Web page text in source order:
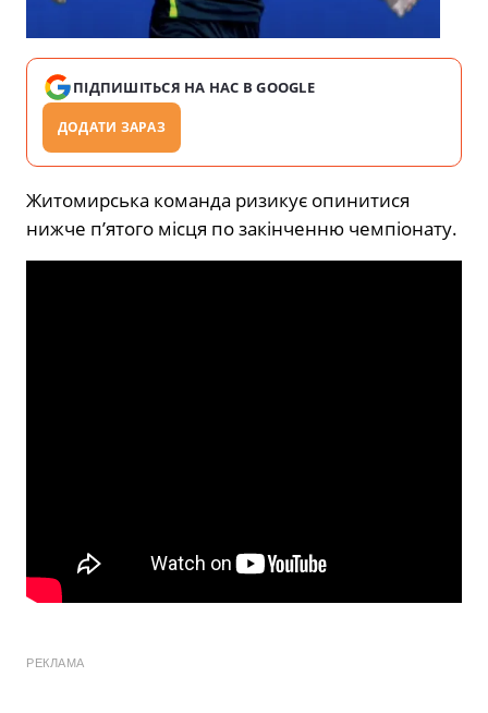
ПІДПИШІТЬСЯ НА НАС В GOOGLE
ДОДАТИ ЗАРАЗ
Житомирська команда ризикує опинитися
нижче пʼятого місця по закінченню чемпіонату.
РЕКЛАМА